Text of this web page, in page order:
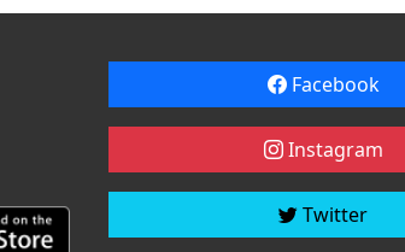
Facebook
Instagram
Twitter